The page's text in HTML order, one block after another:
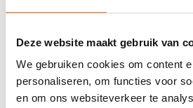
Deze website maakt gebruik van
We gebruiken cookies om content
personaliseren, om functies voor
en om ons websiteverkeer te
oprolletjes – complimenten aan
weer een feestje!
Volgend jaar de 30ste editie… wij
wachten!